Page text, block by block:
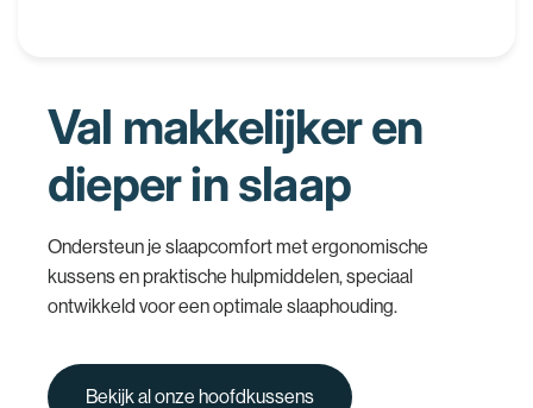
Val makkelijker en
dieper in slaap
Ondersteun je slaapcomfort met ergonomische
kussens en praktische hulpmiddelen, speciaal
ontwikkeld voor een optimale slaaphouding.
Bekijk al onze hoofdkussens